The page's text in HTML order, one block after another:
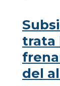
trata
del